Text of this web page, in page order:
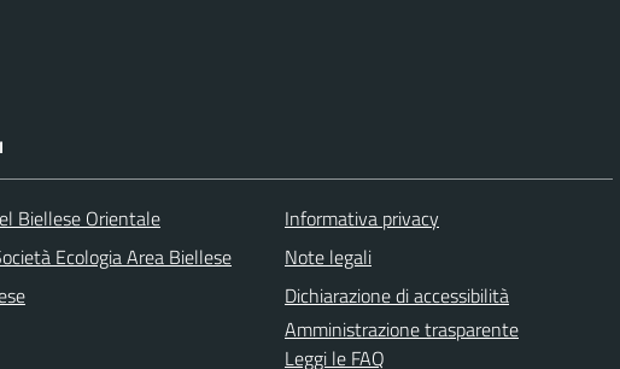
Biellese Orientale
Ecologia Area Biellese
Informativa privacy
Note legali
Dichiarazione di accessibilità
Amministrazione trasparente
Leggi le FAQ